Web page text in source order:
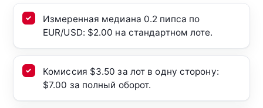
Измеренная медиана 0.2 пипса по
EUR/USD: $2.00 на стандартном лоте.
Комиссия $3.50 за лот в одну сторону:
$7.00 за полный оборот.